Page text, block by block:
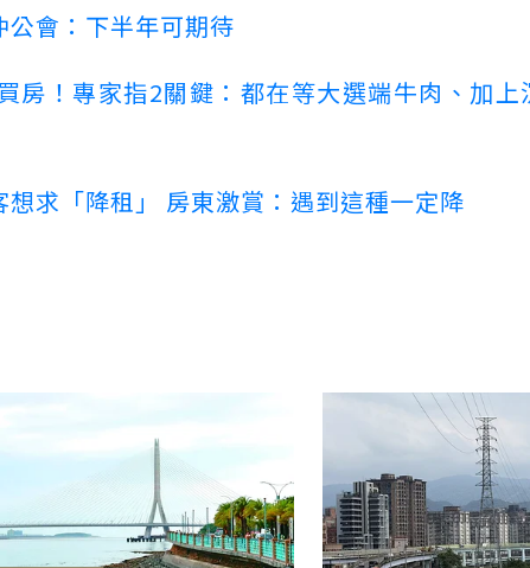
會：下半年可期待
房！專家指2關鍵：都在等大選端牛肉、加上
求「降租」 房東激賞：遇到這種一定降